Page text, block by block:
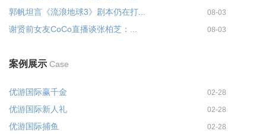
郭帆坦言《流浪地球3》剧本仍在打... 08-03
谢贤前女友CoCo直播谈张柏芝：... 08-03
案例展示 Case
优游国际赢千金 02-28
优游国际新人礼 02-28
优游国际捕鱼 02-28